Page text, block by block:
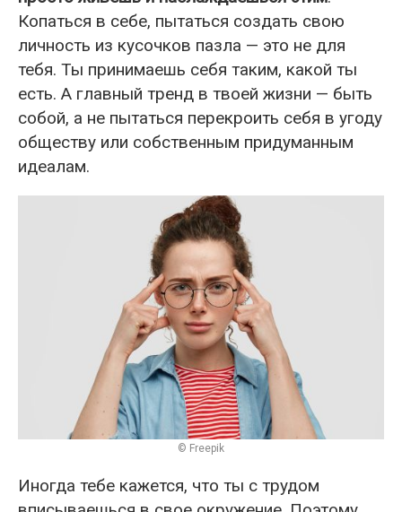
Копаться в себе, пытаться создать свою
личность из кусочков пазла — это не для
тебя. Ты принимаешь себя таким, какой ты
есть. А главный тренд в твоей жизни — быть
собой, а не пытаться перекроить себя в угоду
обществу или собственным придуманным
идеалам.
© Freepik
Иногда тебе кажется, что ты с трудом